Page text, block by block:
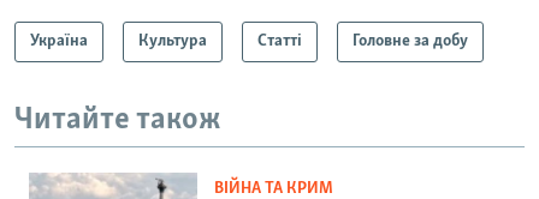
Україна Культура Статті Головне за добу
Читайте також
ВІЙНА ТА КРИМ